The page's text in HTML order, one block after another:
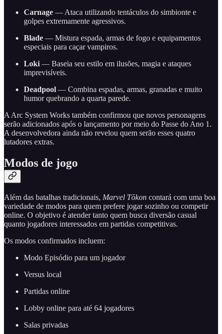
Carnage — Ataca utilizando tentáculos do simbionte e
golpes extremamente agressivos.
Blade — Mistura espada, armas de fogo e equipamentos
especiais para caçar vampiros.
Loki — Baseia seu estilo em ilusões, magia e ataques
imprevisíveis.
Deadpool — Combina espadas, armas, granadas e muito
humor quebrando a quarta parede.
A Arc System Works também confirmou que novos personagens
serão adicionados após o lançamento por meio do Passe do Ano 1.
A desenvolvedora ainda não revelou quem serão esses quatro
lutadores extras.
Modos de jogo
Além das batalhas tradicionais, Marvel Tōkon contará com uma boa
variedade de modos para quem prefere jogar sozinho ou competir
online. O objetivo é atender tanto quem busca diversão casual
quanto jogadores interessados em partidas competitivas.
Os modos confirmados incluem:
Modo Episódio para um jogador
Versus local
Partidas online
Lobby online para até 64 jogadores
Salas privadas